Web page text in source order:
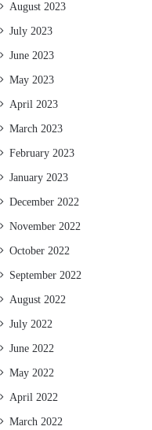
August 2023
July 2023
June 2023
May 2023
April 2023
March 2023
February 2023
January 2023
December 2022
November 2022
October 2022
September 2022
August 2022
July 2022
June 2022
May 2022
April 2022
March 2022